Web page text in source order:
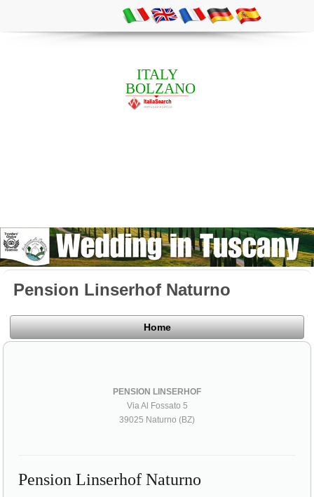
ITALY
BOLZANO
Pension Linserhof Naturno
Home
PENSION LINSERHOF
Via Al Fossato 5
39025 Naturno (BZ)
Pension Linserhof Naturno